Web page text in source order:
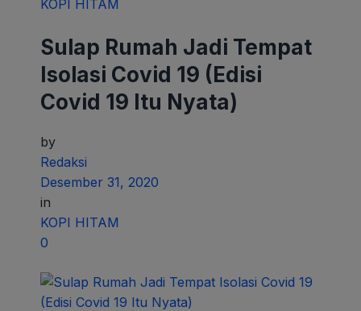
KOPI HITAM
Sulap Rumah Jadi Tempat
Isolasi Covid 19 (Edisi
Covid 19 Itu Nyata)
by
Redaksi
Desember 31, 2020
in
KOPI HITAM
0